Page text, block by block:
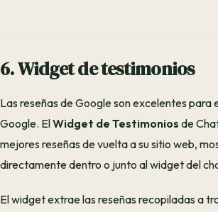
6. Widget de testimonios
Las reseñas de Google son excelentes para
Google. ElWidget de Testimonios de
mejores reseñas de vuelta a su sitio web,
directamente dentro o junto al widget del
El widget extrae las reseñas recopiladas a